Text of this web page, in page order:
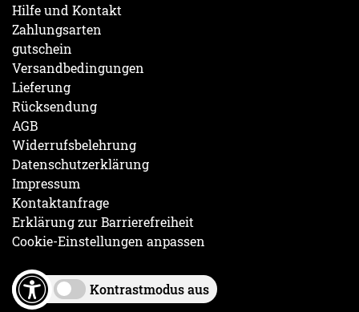
Hilfe und Kontakt
Zahlungsarten
gutschein
Versandbedingungen
Lieferung
Rücksendung
AGB
Widerrufsbelehrung
Datenschutzerklärung
Impressum
Kontaktanfrage
Erklärung zur Barrierefreiheit
Cookie-Einstellungen anpassen
Kontrastmodus aus